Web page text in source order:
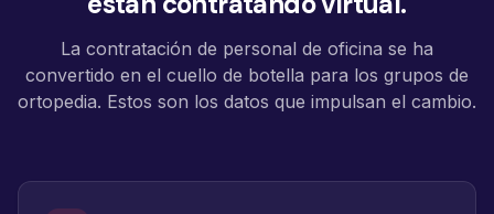
La contratación de personal de oficina se ha
convertido en el cuello de botella para los grupos de
ortopedia. Estos son los datos que impulsan el cambio.